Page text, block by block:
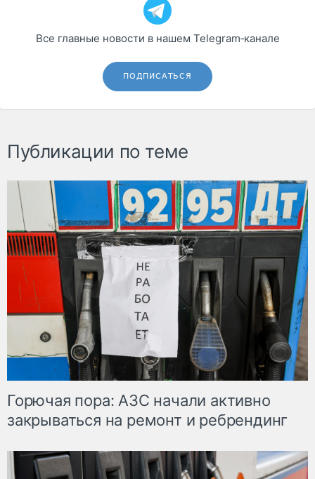
Все главные новости в нашем Telegram‑канале
ПОДПИСАТЬСЯ
Публикации по теме
Горючая пора: АЗС начали активно
закрываться на ремонт и ребрендинг